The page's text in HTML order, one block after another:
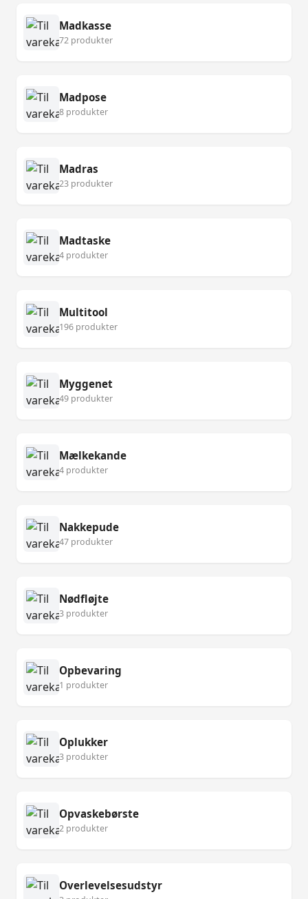
Madkasse
72 produkter
Madpose
8 produkter
Madras
23 produkter
Madtaske
4 produkter
Multitool
196 produkter
Myggenet
49 produkter
Mælkekande
4 produkter
Nakkepude
47 produkter
Nødfløjte
3 produkter
Opbevaring
1 produkter
Oplukker
3 produkter
Opvaskebørste
2 produkter
Overlevelsesudstyr